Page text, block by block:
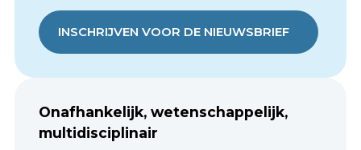
INSCHRIJVEN VOOR DE NIEUWSBRIEF
Onafhankelijk, wetenschappelijk,
multidisciplinair